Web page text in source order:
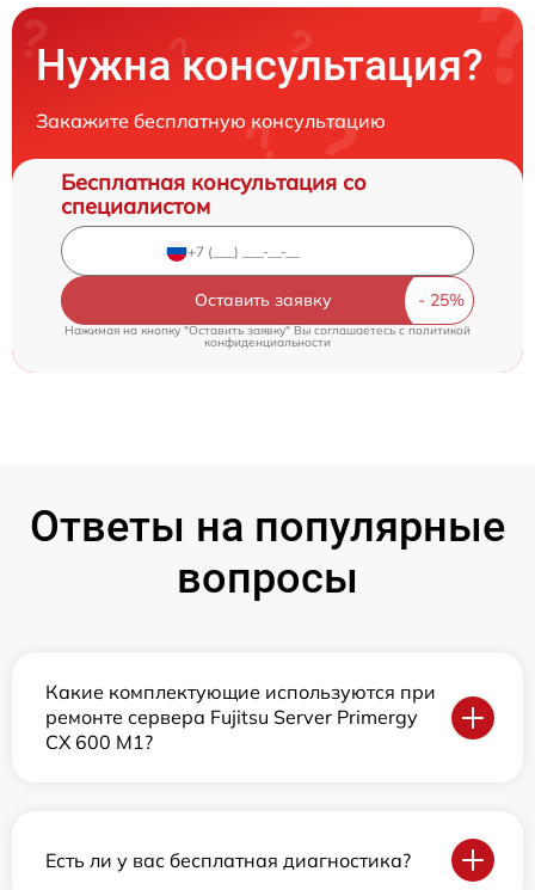
Нужна консультация?
Закажите бесплатную консультацию
Бесплатная консультация со
специалистом
Оставить заявку
Нажимая на кнопку "Оставить заявку" Вы соглашаетесь cполитикой
конфиденциальности
Ответы на популярные
вопросы
Какие комплектующие используются при
ремонте сервера Fujitsu Server Primergy
CX 600 M1?
Есть ли у вас бесплатная диагностика?